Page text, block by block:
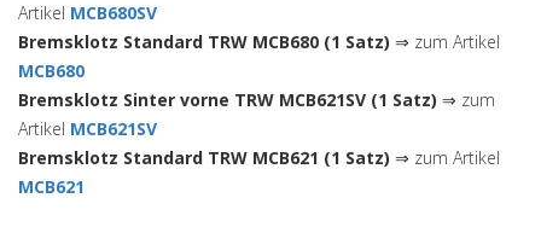
Artikel MCB680SV
Bremsklotz Standard TRW MCB680 (1 Satz) ⇒ zum Artikel
MCB680
Bremsklotz Sinter vorne TRW MCB621SV (1 Satz) ⇒ zum
Artikel MCB621SV
Bremsklotz Standard TRW MCB621 (1 Satz) ⇒ zum Artikel
MCB621